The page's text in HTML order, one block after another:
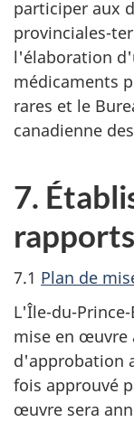
participer aux
provinciales-
l'élaboration
médicaments
rares et le
canadienne
7.
rapports
7.1 Plan de
L'Île-du-
mise en œuvre
d'approbation
fois approuvé
œuvre sera